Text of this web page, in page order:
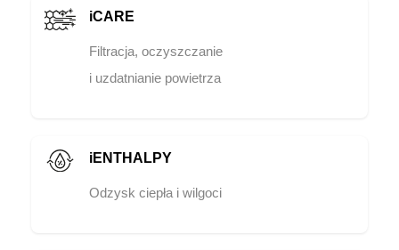
iCARE
Filtracja, oczyszczanie
i uzdatnianie powietrza
iENTHALPY
Odzysk ciepła i wilgoci